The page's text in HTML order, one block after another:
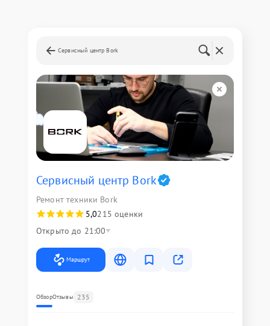
Сервисный центр Bork
Сервисный центр Bork
Ремонт техники Bork
5,0215 оценки
Открыто до 21:00
Маршрут
ОбзорОтзывы 235